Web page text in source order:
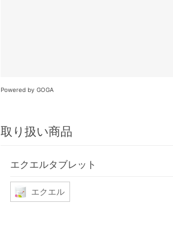
Powered by GOGA
取り扱い商品
エクエルタブレット
エクエル